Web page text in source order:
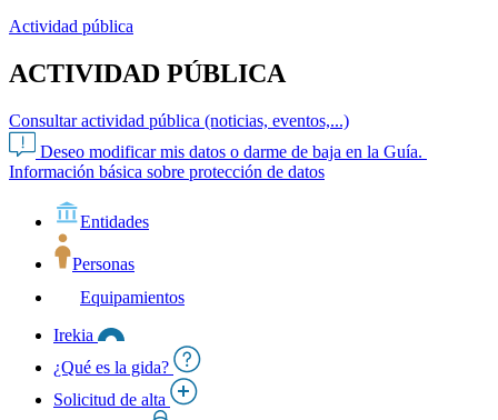
Actividad pública
ACTIVIDAD PÚBLICA
Consultar actividad pública (noticias, eventos,...)
Deseo modificar mis datos o darme de baja en la Guía.
Información básica sobre protección de datos
Entidades
Personas
Equipamientos
Irekia
¿Qué es la gida?
Solicitud de alta